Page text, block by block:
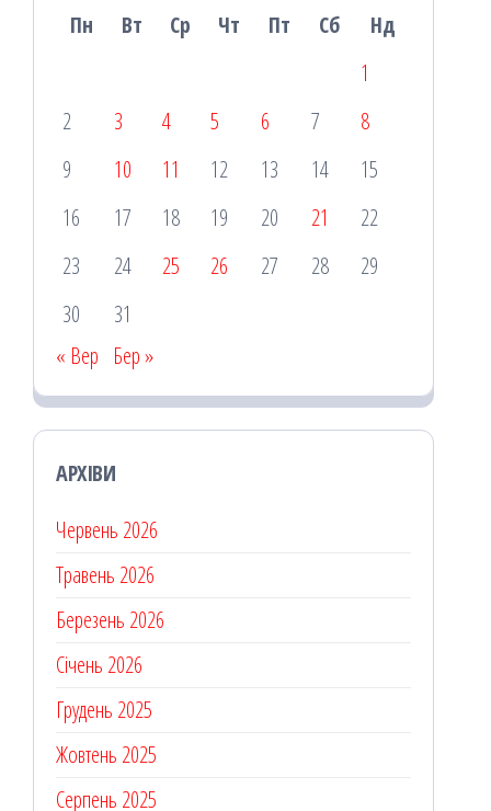
Пн
Вт Ср Чт Пт Сб
Нд
1
2
3 4 5 6 7
8
9
10 11 12 13 14
15
16
17 18 19 20 21
22
23
24 25 26 27 28
29
30
31
« Вер Бер »
АРХІВИ
Червень 2026
Травень 2026
Березень 2026
Січень 2026
Грудень 2025
Жовтень 2025
Серпень 2025